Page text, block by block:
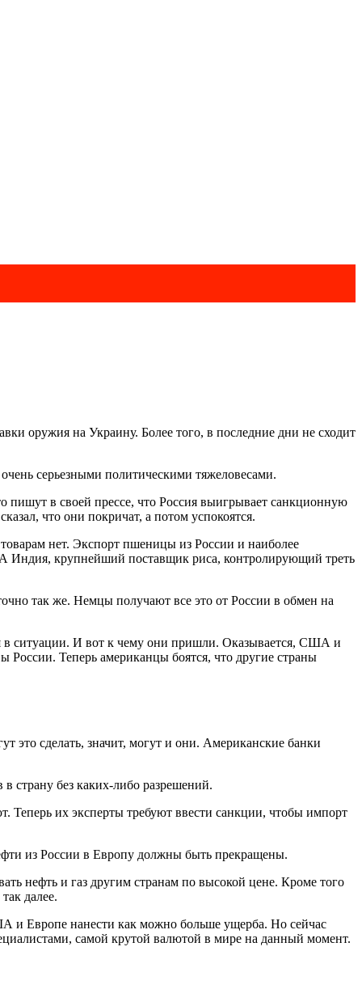
оружия на Украину. Более того, в последние дни не сходит
серьезными политическими тяжеловесами.
пишут в своей прессе, что Россия выигрывает санкционную
что они покричат, а потом успокоятся.
нет. Экспорт пшеницы из России и наиболее
А Индия, крупнейший поставщик риса, контролирующий треть
так же. Немцы получают все это от России в обмен на
в ситуации. И вот к чему они пришли. Оказывается, США и
Теперь американцы боятся, что другие страны
это сделать, значит, могут и они. Американские банки
страну без каких-либо разрешений.
Теперь их эксперты требуют ввести санкции, чтобы импорт
из России в Европу должны быть прекращены.
нефть и газ другим странам по высокой цене. Кроме того
далее.
и Европе нанести как можно больше ущерба. Но сейчас
самой крутой валютой в мире на данный момент.